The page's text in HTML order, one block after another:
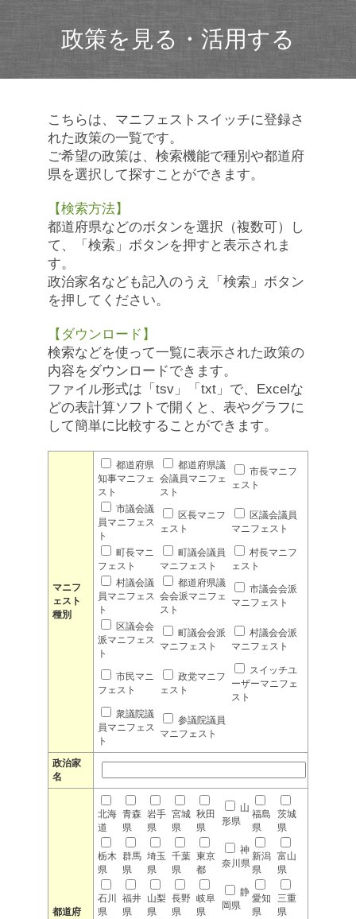
政策を見る・活用する
こちらは、マニフェストスイッチに登録さ
れた政策の一覧です。
ご希望の政策は、検索機能で種別や都道府
県を選択して探すことができます。
【検索方法】
都道府県などのボタンを選択（複数可）し
て、「検索」ボタンを押すと表示されま
す。
政治家名なども記入のうえ「検索」ボタン
を押してください。
【ダウンロード】
検索などを使って一覧に表示された政策の
内容をダウンロードできます。
ファイル形式は「tsv」「txt」で、Excelな
どの表計算ソフトで開くと、表やグラフに
して簡単に比較することができます。
マニフ
ェスト
種別
都道府県
知事マニフェ
スト
都道府県議
会議員マニフェ
スト
市長マニフ
ェスト
市議会議
員マニフェス
ト
区長マニフ
ェスト
区議会議員
マニフェスト
町長マニ
フェスト
町議会議員
マニフェスト
村長マニフ
ェスト
村議会議
員マニフェス
ト
都道府県議
会会派マニフェ
スト
市議会会派
マニフェスト
区議会会
派マニフェス
ト
町議会会派
マニフェスト
村議会会派
マニフェスト
市民マニ
フェスト
政党マニフ
ェスト
スイッチユ
ーザーマニフェ
スト
衆議院議
員マニフェス
ト
参議院議員
マニフェスト
政治家
名
都道府
北海
道
青森
県
岩手
県
宮城
県
秋田
県
山
形県
福島
県
茨城
県
栃木
県
群馬
県
埼玉
県
千葉
県
東京
都
神
奈川県
新潟
県
富山
県
石川
県
福井
県
山梨
県
長野
県
岐阜
県
静
岡県
愛知
県
三重
県